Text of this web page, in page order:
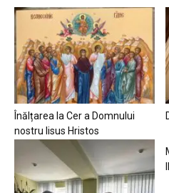
Înălțarea la Cer a Domnului
nostru Iisus Hristos